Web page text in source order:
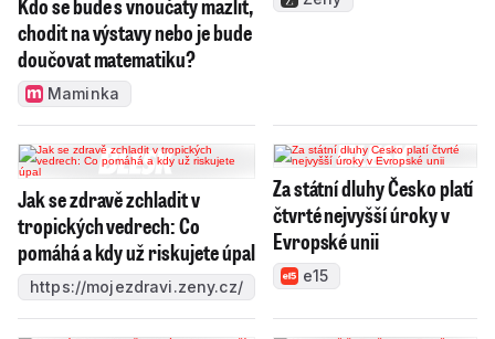
chodit na výstavy nebo je bude
doučovat matematiku?
Maminka
Jak se zdravě zchladit v
tropických vedrech: Co
pomáhá a kdy už riskujete úpal
https://mojezdravi.zeny.cz/
Za státní dluhy Česko platí
čtvrté nejvyšší úroky v
Evropské unii
e15